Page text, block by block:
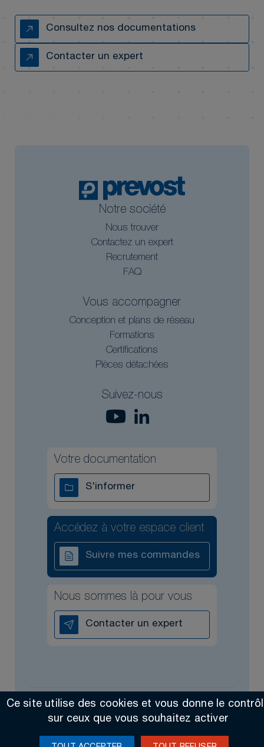
Consultez nos documentations
Contacter un expert
Notre société
Nous trouver
Contactez un expert
Recrutement
FAQ
Vous accompagner
Conception et plans de réseau
Formations
Certifications
Pièces détachées
Suivez-nous
Votre documentation
S'informer
Accédez à votre espace client
Suivre mes commandes
Nous sommes là pour vous
Contacter un expert
Tous droits réservés @2026 Contact Mentions légales
Ce site utilise des cookies et vous donne le
sur ceux que vous souhaitez activer